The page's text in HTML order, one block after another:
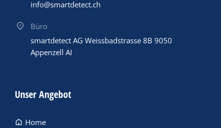
info@smartdetect.ch
Büro
smartdetect AG Weissbadstrasse 8B 9050
Appenzell AI
Unser Angebot
Home